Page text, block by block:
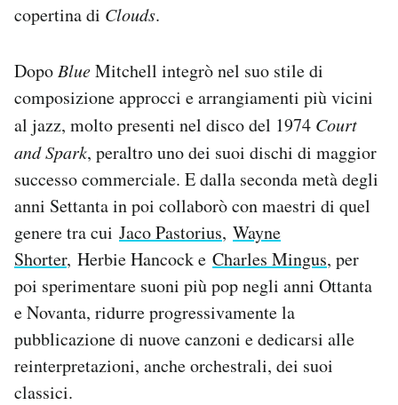
copertina di Clouds.
Dopo BlueMitchell integrò nel suo stile di
composizione approcci e arrangiamenti più vicini
al jazz, molto presenti nel disco del 1974 Court
and Spark, peraltro uno dei suoi dischi di maggior
successo commerciale. E dalla seconda metà degli
anni Settanta in poi collaborò con maestri di quel
genere tra cui Jaco Pastorius, Wayne
Shorter, Herbie Hancock e Charles Mingus, per
poi sperimentare suoni più pop negli anni Ottanta
e Novanta, ridurre progressivamente la
pubblicazione di nuove canzoni e dedicarsi alle
reinterpretazioni, anche orchestrali, dei suoi
classici.